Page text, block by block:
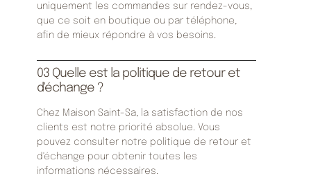
uniquement les commandes sur rendez-vous,
que ce soit en boutique ou par téléphone,
afin de mieux répondre à vos besoins.
03 Quelle est la politique de retour et
d'échange ?
Chez Maison Saint-Sa, la satisfaction de nos
clients est notre priorité absolue. Vous
pouvez consulter notre politique de retour et
d'échange pour obtenir toutes les
informations nécessaires.